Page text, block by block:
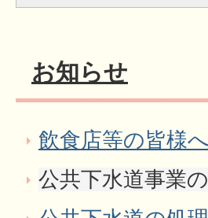
お知らせ
飲食店等の皆様
公共下水道事業